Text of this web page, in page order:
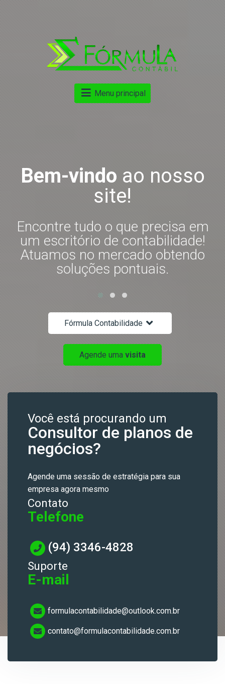
Menu principal
Bem-vindoao nosso
site!
Encontre tudo o que precisa em
um escritório de contabilidade!
Atuamos no mercado obtendo
soluções pontuais.
Fórmula Contabilidade
Agende uma visita
Você está procurando um
Consultor de planos de
negócios?
Agende uma sessão de estratégia para sua
empresa agora mesmo
Contato
Telefone
(94) 3346-4828
Suporte
E-mail
formulacontabilidade@outlook.com.br
contato@formulacontabilidade.com.br